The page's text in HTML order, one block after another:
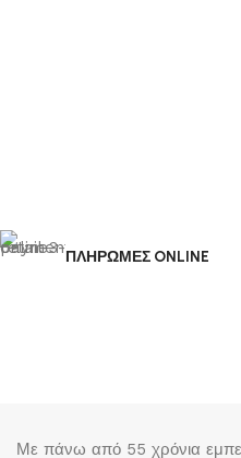
ΠΛΗΡΩΜΕΣ ONLINE
Με πάνω από 55 χρόνια